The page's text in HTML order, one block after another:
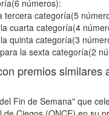
números):
tercera categoría(5
cuarta categoría(4
quinta categoría(3
la sexta categoría(2
premios similares
Fin de Semana" que